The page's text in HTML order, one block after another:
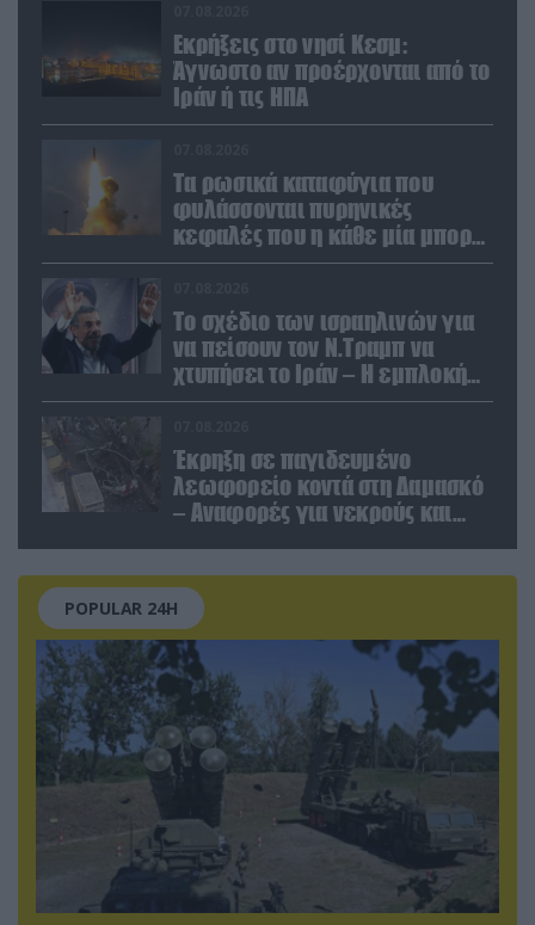
Εκρήξεις στο νησί Κεσμ:
Άγνωστο αν προέρχονται από το
Ιράν ή τις ΗΠΑ
Τα ρωσικά καταφύγια που
φυλάσσονται πυρηνικές
κεφαλές που η κάθε μία μπορεί
να καταστρέψει «μία
Το σχέδιο των ισραηλινών για
να πείσουν τον Ν.Τραμπ να
χτυπήσει το Ιράν – Η εμπλοκή
του Μ.Αχμαντινετζάντ
Έκρηξη σε παγιδευμένο
λεωφορείο κοντά στη Δαμασκό
– Αναφορές για νεκρούς και
POPULAR 24H